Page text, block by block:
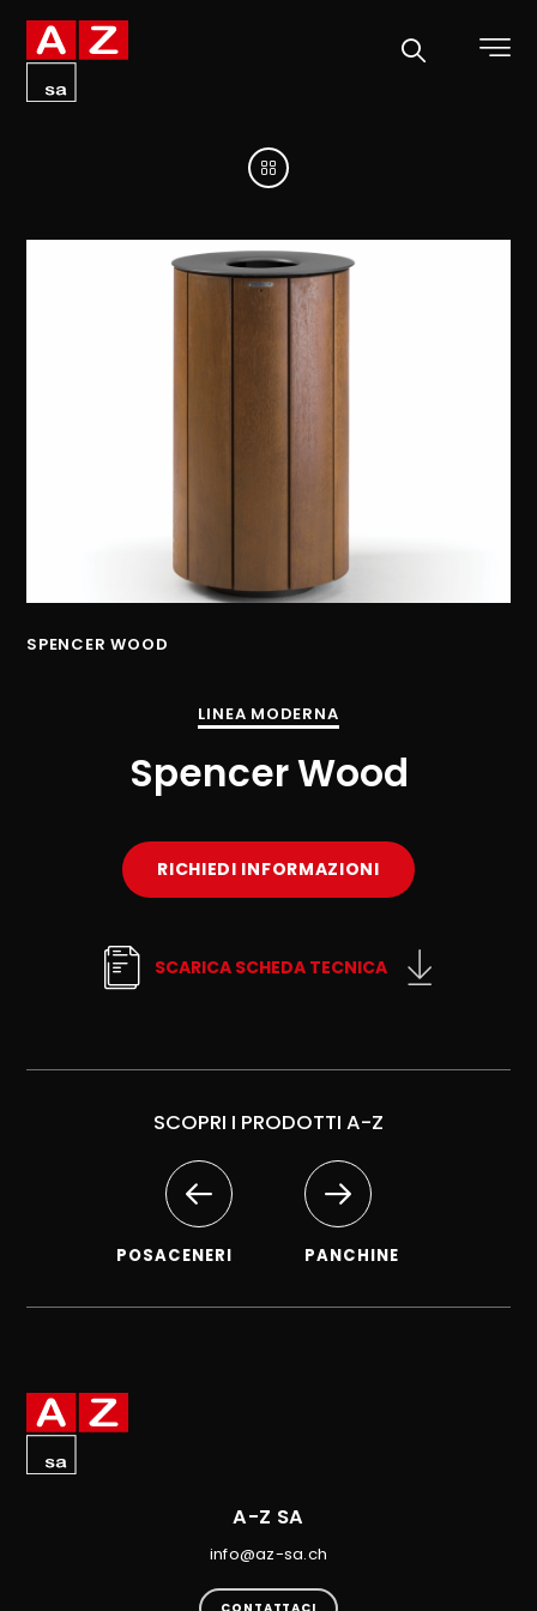
SPENCER WOOD
LINEA MODERNA
Spencer Wood
RICHIEDI INFORMAZIONI
SCARICA SCHEDA TECNICA
SCOPRI I PRODOTTI A-Z
POSACENERI PANCHINE
A-Z SA
info@az-sa.ch